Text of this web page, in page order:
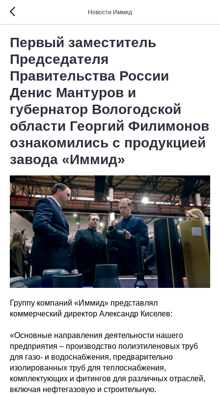
Новости Иммид
Первый заместитель
Председателя
Правительства России
Денис Мантуров и
губернатор Вологодской
области Георгий Филимонов
ознакомились с продукцией
завода «Иммид»
Группу компаний «Иммид» представлял
коммерческий директор Александр Киселев:
«Основные направления деятельности нашего
предприятия – производство полиэтиленовых труб
для газо- и водоснабжения, предварительно
изолированных труб для теплоснабжения,
комплектующих и фитингов для различных отраслей,
включая нефтегазовую и строительную.